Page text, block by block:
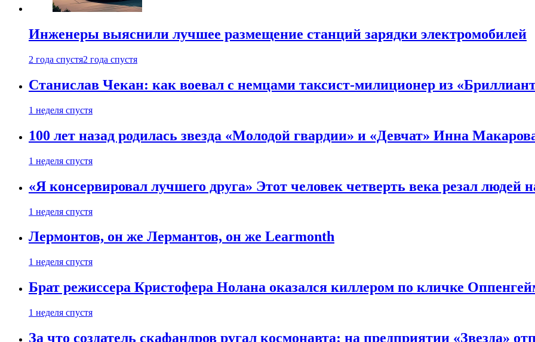
Инженеры выяснили лучшее размещение станций зарядки электромобилей
2 года спустя2 года спустя
Станислав Чекан: как воевал с немцами таксист-милиционер из
1 неделя спустя
100 лет назад родилась звезда «Молодой гвардии» и «Девчат» Инна
1 неделя спустя
«Я консервировал лучшего друга» Этот человек четверть века резал людей
1 неделя спустя
Лермонтов, он же Лермантов, он же Learmonth
1 неделя спустя
Брат режиссера Кристофера Нолана оказался киллером по кличке
1 неделя спустя
За что создатель скафандров ругал космонавта: на предприятии «Звезда»